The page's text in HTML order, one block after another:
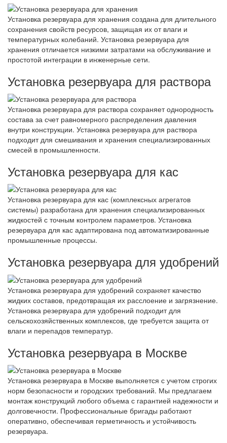
Установка резервуара для хранения создана для длительного
сохранения свойств ресурсов, защищая их от влаги и
температурных колебаний. Установка резервуара для
хранения отличается низкими затратами на обслуживание и
простотой интеграции в инженерные сети.
Установка резервуара для раствора
Установка резервуара для раствора сохраняет однородность
состава за счет равномерного распределения давления
внутри конструкции. Установка резервуара для раствора
подходит для смешивания и хранения специализированных
смесей в промышленности.
Установка резервуара для кас
Установка резервуара для кас (комплексных агрегатов
системы) разработана для хранения специализированных
жидкостей с точным контролем параметров. Установка
резервуара для кас адаптирована под автоматизированные
промышленные процессы.
Установка резервуара для удобрений
Установка резервуара для удобрений сохраняет качество
жидких составов, предотвращая их расслоение и загрязнение.
Установка резервуара для удобрений подходит для
сельскохозяйственных комплексов, где требуется защита от
влаги и перепадов температур.
Установка резервуара в Москве
Установка резервуара в Москве выполняется с учетом строгих
норм безопасности и городских требований. Мы предлагаем
монтаж конструкций любого объема с гарантией надежности и
долговечности. Профессиональные бригады работают
оперативно, обеспечивая герметичность и устойчивость
резервуара.